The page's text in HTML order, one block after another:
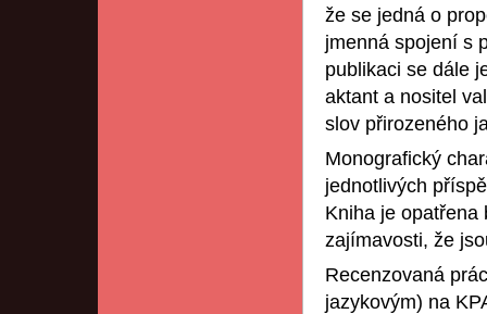
že se jedná o
jmenná spojení s
publikaci se dále
aktant a nositel
slov přirozeného
Monografický
jednotlivých
Kniha je opatřena
zajímavosti, že
Recenzovaná
jazykovým) na